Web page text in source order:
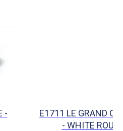
-
E1711 LE GRAND
- WHITE